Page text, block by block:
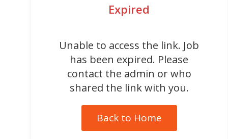
Expired
Unable to access the link. Job
has been expired. Please
contact the admin or who
shared the link with you.
Back to Home